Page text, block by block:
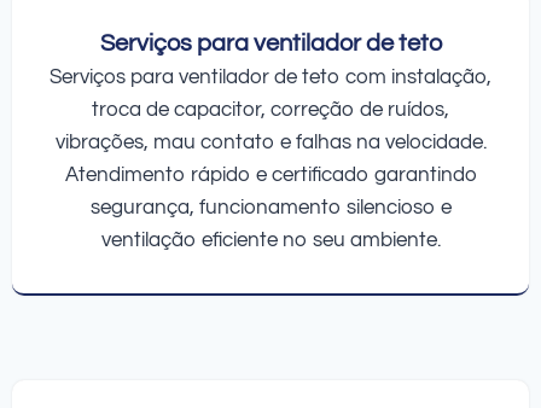
Serviços para ventilador de teto
Serviços para ventilador de teto com instalação,
troca de capacitor, correção de ruídos,
vibrações, mau contato e falhas na velocidade.
Atendimento rápido e certificado garantindo
segurança, funcionamento silencioso e
ventilação eficiente no seu ambiente.